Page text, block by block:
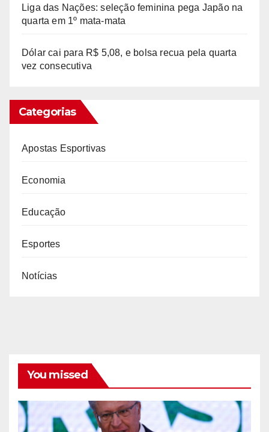
Liga das Nações: seleção feminina pega Japão na
quarta em 1º mata-mata
Dólar cai para R$ 5,08, e bolsa recua pela quarta
vez consecutiva
Categorias
Apostas Esportivas
Economia
Educação
Esportes
Notícias
You missed